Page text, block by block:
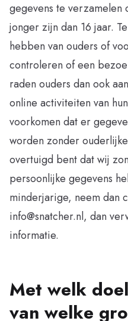
gegevens te
jonger zijn dan 16 jaar.
hebben van ouders of
controleren of een
raden ouders dan ook
online activiteiten van
voorkomen dat er
worden zonder
overtuigd bent dat wij
persoonlijke gegevens
minderjarige, neem dan
info@snatcher.nl, dan
informatie.
Met welk
van welke